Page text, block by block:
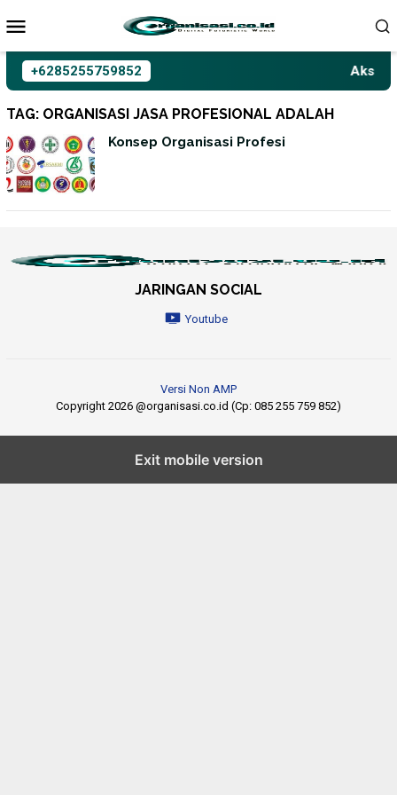
ke
+6285255759852
TAG: ORGANISASI JASA PROFESIONAL ADALAH
Konsep Organisasi Profesi
JARINGAN SOCIAL
Youtube
Versi Non AMP
Copyright 2026 @organisasi.co.id (Cp: 085 255 759 852)
Exit mobile version